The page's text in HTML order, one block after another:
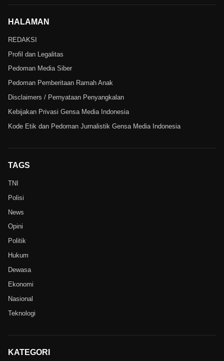
HALAMAN
REDAKSI
Profil dan Legalitas
Pedoman Media Siber
Pedoman Pemberitaan Ramah Anak
Disclaimers / Pernyataan Penyangkalan
Kebijakan Privasi Gensa Media Indonesia
Kode Etik dan Pedoman Jurnalistik Gensa Media Indonesia
TAGS
TNI
Polisi
News
Opini
Politik
Hukum
Dewasa
Ekonomi
Nasional
Teknologi
KATEGORI